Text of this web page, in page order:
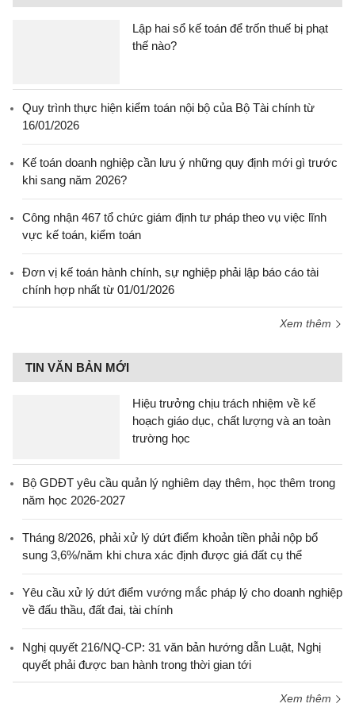
Lập hai sổ kế toán để trốn thuế bị phạt
thế nào?
Quy trình thực hiện kiểm toán nội bộ của Bộ Tài chính từ
16/01/2026
Kế toán doanh nghiệp cần lưu ý những quy định mới gì trước
khi sang năm 2026?
Công nhận 467 tổ chức giám định tư pháp theo vụ việc lĩnh
vực kế toán, kiểm toán
Đơn vị kế toán hành chính, sự nghiệp phải lập báo cáo tài
chính hợp nhất từ 01/01/2026
Xem thêm
TIN VĂN BẢN MỚI
Hiệu trưởng chịu trách nhiệm về kế
hoạch giáo dục, chất lượng và an toàn
trường học
Bộ GDĐT yêu cầu quản lý nghiêm dạy thêm, học thêm trong
năm học 2026-2027
Tháng 8/2026, phải xử lý dứt điểm khoản tiền phải nộp bổ
sung 3,6%/năm khi chưa xác định được giá đất cụ thể
Yêu cầu xử lý dứt điểm vướng mắc pháp lý cho doanh nghiệp
về đấu thầu, đất đai, tài chính
Nghị quyết 216/NQ-CP: 31 văn bản hướng dẫn Luật, Nghị
quyết phải được ban hành trong thời gian tới
Xem thêm